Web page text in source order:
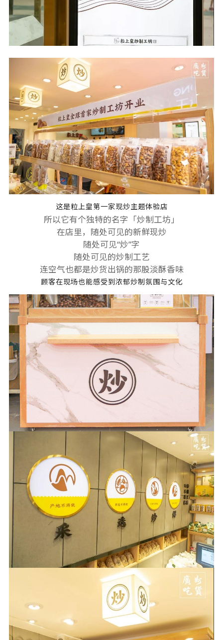
这是粒上皇第一家现炒主题体验店
所以它有个独特的名字「炒制工坊」
在店里，随处可见的新鲜现炒
随处可见“炒”字
随处可见的炒制工艺
连空气也都是炒货出锅的那股淡酥香味
顾客在现场也能感受到浓郁炒制氛围与文化